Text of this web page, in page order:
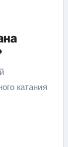
катания